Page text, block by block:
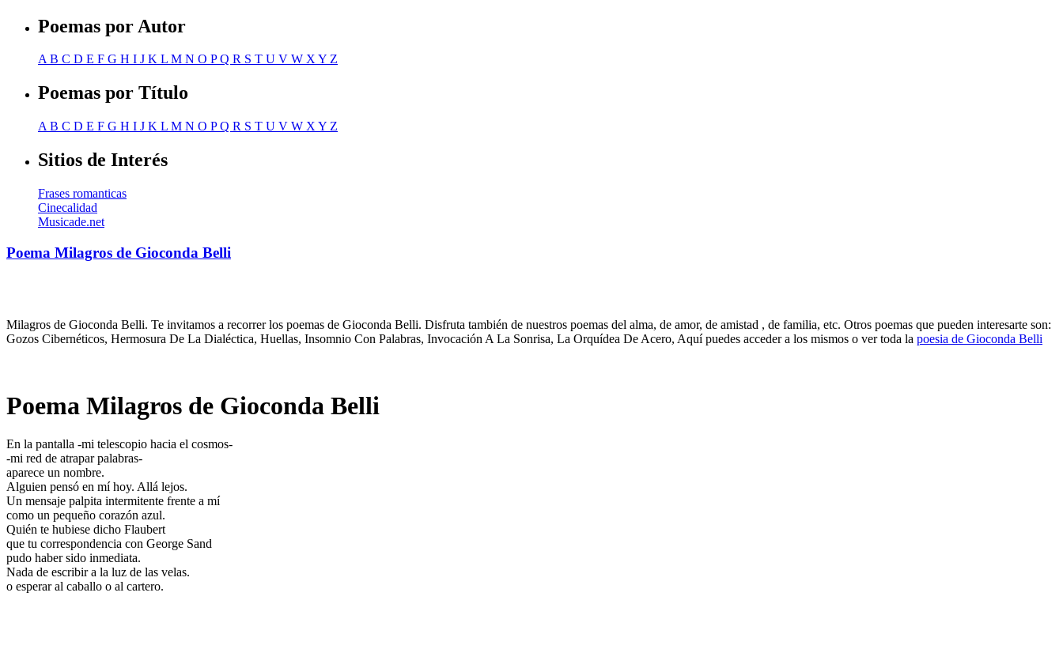
Poemas por Autor
AB C D E F G H I J K L M N O PQ R S T U V W XY Z
Poemas por Título
A B C D E F G H I J K L M N O PQ R S T U V W X Y Z
Sitios de Interés
Frases romanticas
Cinecalidad
Musicade.net
Poema Milagros de Gioconda Belli
Milagros de Gioconda Belli. Te invitamos a recorrer los poemas de Gioconda Belli. Disfruta también de nuestros poemas del alma, de amor, de amistad , de familia, etc. Otros poemas que pueden interesarte son:
Gozos Cibernéticos, Hermosura De La Dialéctica, Huellas, Insomnio Con Palabras, Invocación A La Sonrisa, La Orquídea De Acero, Aquí puedes acceder a los mismos o ver toda la poesia de Gioconda Belli
Poema Milagros de Gioconda Belli
En la pantalla -mi telescopio hacia el cosmos-
-mi red de atrapar palabras-
aparece un nombre.
Alguien pensó en mí hoy. Allá lejos.
Un mensaje palpita intermitente frente a mí
como un pequeño corazón azul.
Quién te hubiese dicho Flaubert
que tu correspondencia con George Sand
pudo haber sido inmediata.
Nada de escribir a la luz de las velas.
o esperar al caballo o al cartero.